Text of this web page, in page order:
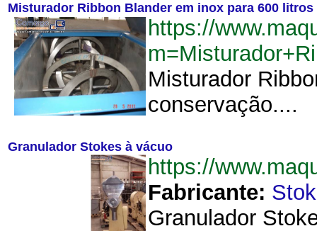
Misturador Ribbon Blander em inox para 600 litros
https://
Misturador
conservação....
Granulador Stokes à vácuo
https://
Fabricante:
Granulador